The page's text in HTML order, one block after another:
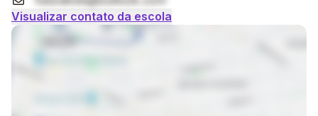
Visualizar contato da escola